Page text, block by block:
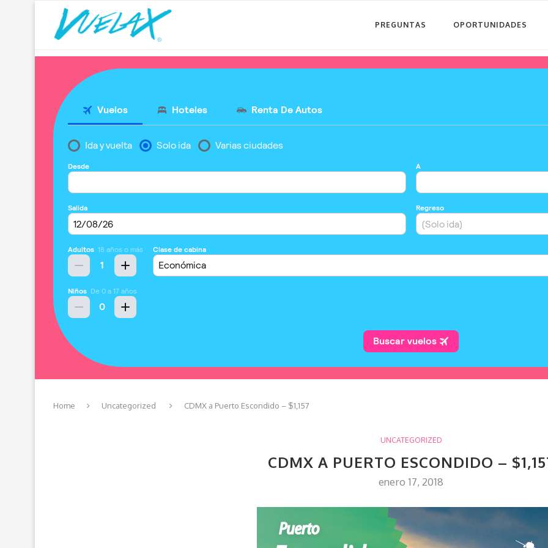
PREGUNTAS OPORTUNIDADES
Home Uncategorized CDMX a Puerto Escondido – $1,157
UNCATEGORIZED
CDMX A PUERTO ESCONDIDO –
enero 17, 2018